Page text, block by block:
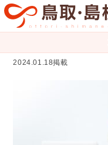
2024.01.18掲載